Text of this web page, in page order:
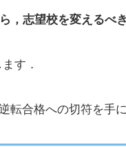
，志望校を変えるべき
す．
転合格への切符を手